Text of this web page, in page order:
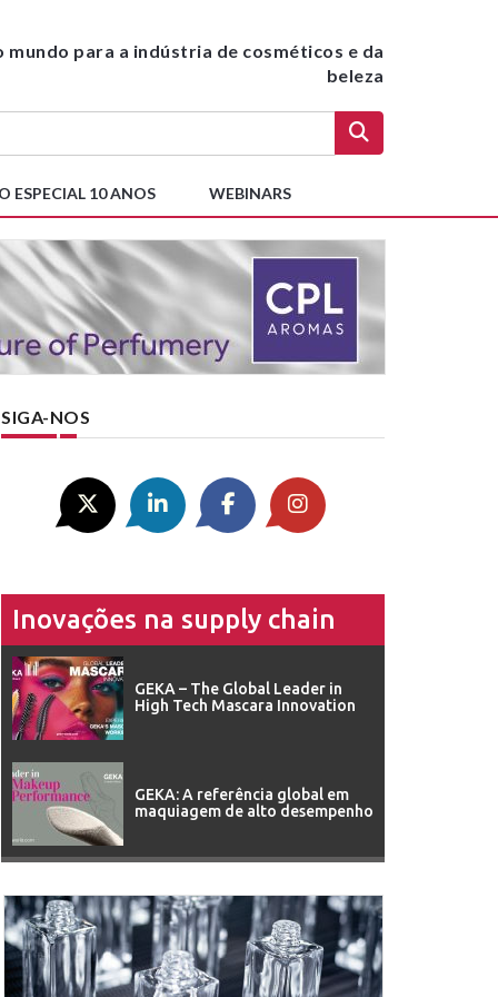
mundo para a indústria de cosméticos e da
beleza
ESPECIAL 10 ANOS WEBINARS
SIGA-NOS
Inovações na supply chain
GEKA – The Global Leader in
High Tech Mascara Innovation
GEKA: A referência global em
maquiagem de alto desempenho